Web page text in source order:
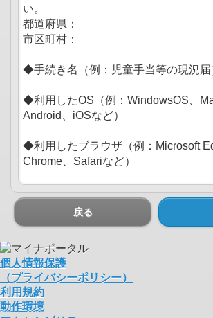
戻る
個人情報保護
（プライバシーポリシー）
利用規約
動作環境